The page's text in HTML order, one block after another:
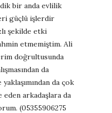
bir anda evlilik
güçlü işlerdir
şekilde etki
etmemiştim. Ali
doğrultusunda
da
da çok
eden arkadaşlara da
(05355906275